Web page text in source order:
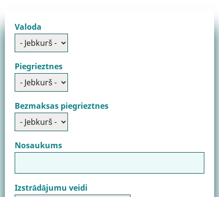
Valoda
Piegrieztnes
Bezmaksas piegrieztnes
Nosaukums
Izstrādājumu veidi